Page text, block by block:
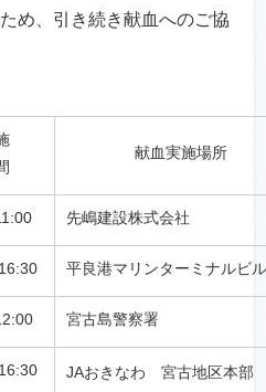
め、引き続き献血へのご協
献血実施場所
先嶋建設株式会社
平良港マリンターミナルビル
宮古島警察署
JAおきなわ 宮古地区本部